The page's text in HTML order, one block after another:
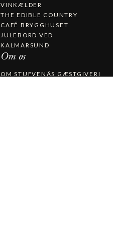
VINKÆLDER
THE EDIBLE COUNTRY
CAFÉ BRYGGHUSET
JULEBORD VED
KALMARSUND
Om os
OM STUFVENÄS GÆSTGIVERI